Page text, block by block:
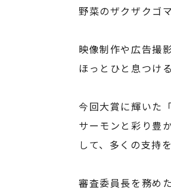
野菜のザクザクゴ
映像制作や広告撮
ほっとひと息つけ
今回大賞に輝いた
サーモンと彩り豊
して、多くの支持
審査委員長を務め